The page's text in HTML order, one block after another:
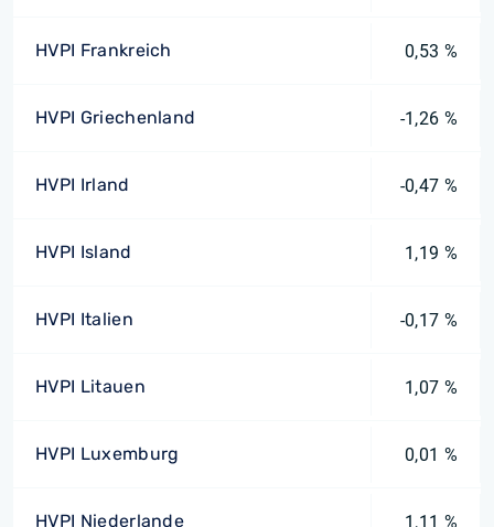
HVPI Frankreich 0,53 %
HVPI Griechenland -1,26 %
HVPI Irland -0,47 %
HVPI Island 1,19 %
HVPI Italien -0,17 %
HVPI Litauen 1,07 %
HVPI Luxemburg 0,01 %
HVPI Niederlande 1,11 %